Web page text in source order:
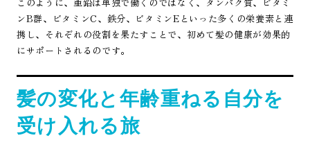
ンB群、ビタミンC、鉄分、ビタミンEといった多くの栄養素と連
携し、それぞれの役割を果たすことで、初めて髪の健康が効果的
にサポートされるのです。
髪の変化と年齢重ねる自分を
受け入れる旅